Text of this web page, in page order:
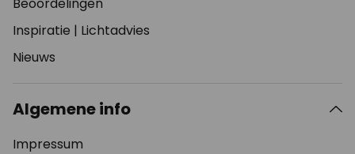
Inspiratie | Lichtadvies
Nieuws
Algemene info
Impressum